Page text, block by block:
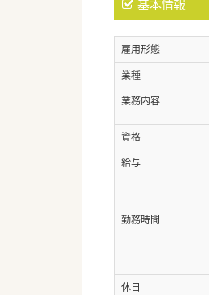
基本情報
雇用形態
業種
業務内容
資格
給与
勤務時間
休日